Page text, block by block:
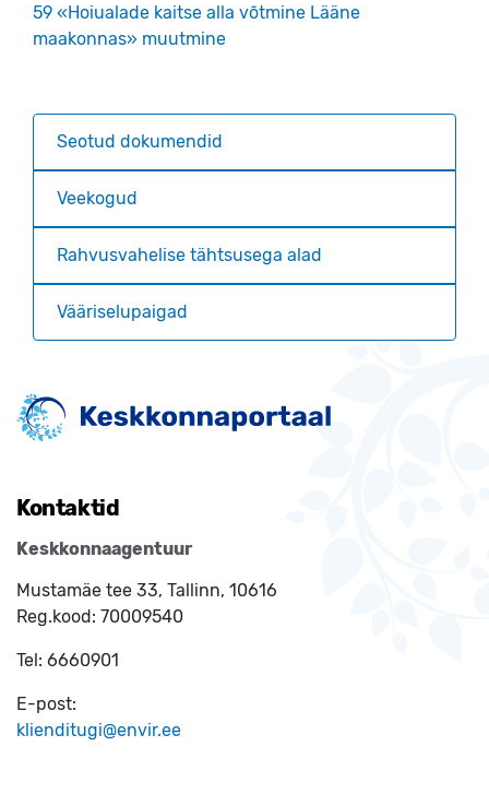
59 «Hoiualade kaitse alla võtmine Lääne
maakonnas» muutmine
Seotud dokumendid
Veekogud
Rahvusvahelise tähtsusega alad
Vääriselupaigad
Kontaktid
Keskkonnaagentuur
Mustamäe tee 33, Tallinn, 10616
Reg.kood: 70009540
Tel: 6660901
E-post:
klienditugi@envir.ee